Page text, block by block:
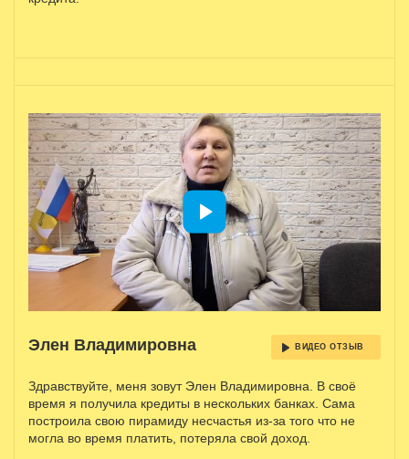
Элен Владимировна ВИДЕО ОТЗЫВ
Здравствуйте, меня зовут Элен Владимировна. В своё
время я получила кредиты в нескольких банках. Сама
построила свою пирамиду несчастья из-за того что не
могла во время платить, потеряла свой доход.